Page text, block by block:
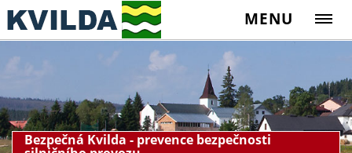
MENU
Bezpečná Kvilda - prevence bezpečnosti